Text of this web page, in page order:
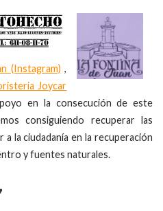
(Instagram) ,
Joycar
en la consecución de este
consiguiendo recuperar las
la ciudadanía en la recuperación
y fuentes naturales.